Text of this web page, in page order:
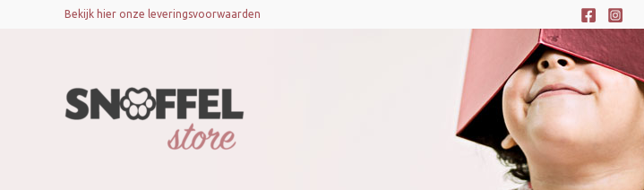
Bekijk hier onze leveringsvoorwaarden